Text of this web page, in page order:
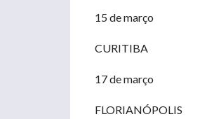
15 de março
CURITIBA
17 de março
FLORIANÓPOLIS